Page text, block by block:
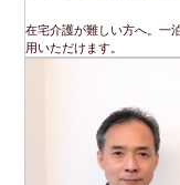
在宅介護が難しい方へ。一
用いただけます。